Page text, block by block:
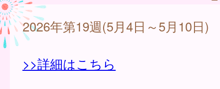
2026年第19週(5月4日～5月10日)
>>詳細はこちら